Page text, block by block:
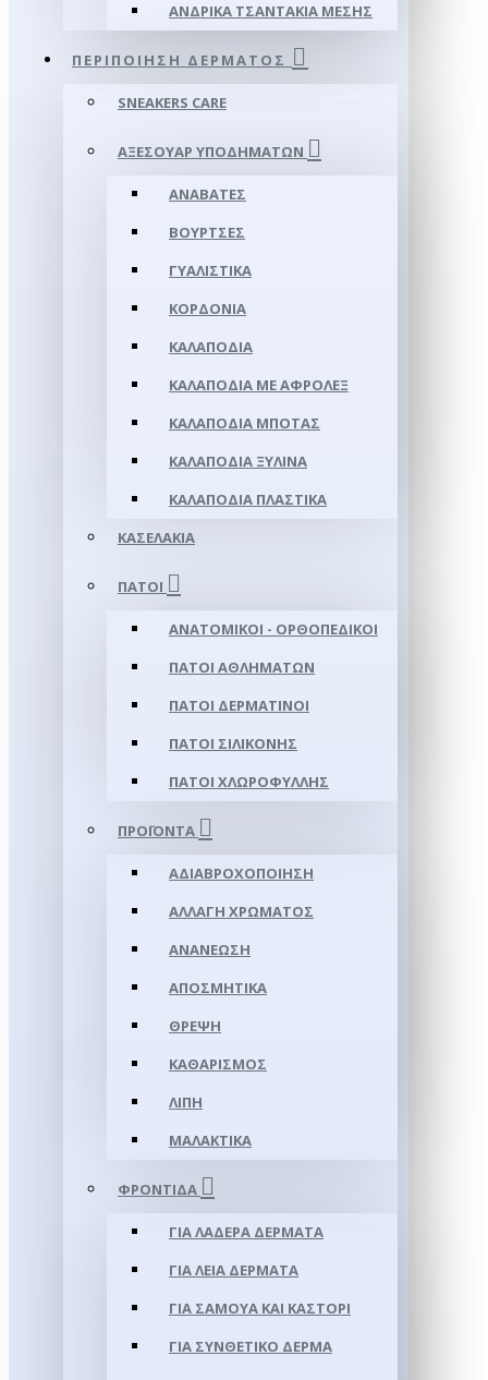
ΑΝΔΡΙΚΆ ΤΣΑΝΤΆΚΙΑ ΜΈΣΗΣ
ΠΕΡΙΠΟΊΗΣΗ ΔΈΡΜΑΤΟΣ
SNEAKERS CARE
ΑΞΕΣΟΥΑΡ ΥΠΟΔΗΜΆΤΩΝ
ΑΝΑΒΆΤΕΣ
ΒΟΎΡΤΣΕΣ
ΓΥΑΛΙΣΤΙΚΆ
ΚΟΡΔΌΝΙΑ
ΚΑΛΑΠΌΔΙΑ
ΚΑΛΑΠΌΔΙΑ ΜΕ ΑΦΡΟΛΕΞ
ΚΑΛΑΠΌΔΙΑ ΜΠΌΤΑΣ
ΚΑΛΑΠΌΔΙΑ ΞΎΛΙΝΑ
ΚΑΛΑΠΌΔΙΑ ΠΛΑΣΤΙΚΆ
ΚΑΣΕΛΆΚΙΑ
ΠΆΤΟΙ
ΑΝΑΤΟΜΙΚΟΊ - ΟΡΘΟΠΕΔΙΚΟΊ
ΠΆΤΟΙ ΑΘΛΗΜΆΤΩΝ
ΠΆΤΟΙ ΔΕΡΜΆΤΙΝΟΙ
ΠΆΤΟΙ ΣΙΛΙΚΌΝΗΣ
ΠΆΤΟΙ ΧΛΩΡΟΦΎΛΛΗΣ
ΠΡΟΪΌΝΤΑ
ΑΔΙΑΒΡΟΧΟΠΟΊΗΣΗ
ΑΛΛΑΓΉ ΧΡΏΜΑΤΟΣ
ΑΝΑΝΈΩΣΗ
ΑΠΟΣΜΗΤΙΚΆ
ΘΡΈΨΗ
ΚΑΘΑΡΙΣΜΌΣ
ΛΊΠΗ
ΜΑΛΑΚΤΙΚΆ
ΦΡΟΝΤΊΔΑ
ΓΙΑ ΛΑΔΕΡΆ ΔΈΡΜΑΤΑ
ΓΙΑ ΛΕΊΑ ΔΈΡΜΑΤΑ
ΓΙΑ ΣΑΜΟΥΑ ΚΑΙ ΚΑΣΤΌΡΙ
ΓΙΑ ΣΥΝΘΕΤΙΚΌ ΔΈΡΜΑ